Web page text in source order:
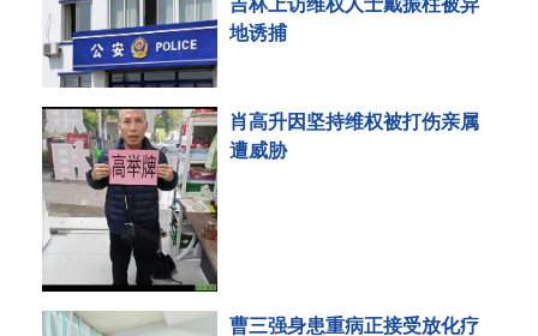
地诱捕
肖高升因坚持维权被打伤亲属
遭威胁
曹三强身患重病正接受放化疗